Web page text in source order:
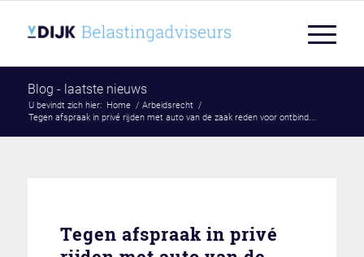
Blog - laatste nieuws
U bevindt zich hier: Home / Arbeidsrecht /
Tegen afspraak in privé rijden met auto van de zaak reden voor ontbind...
Tegen afspraak in privé